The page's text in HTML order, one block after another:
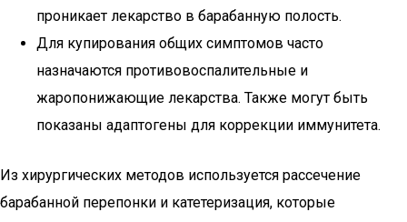
проникает лекарство в барабанную полость.
Для купирования общих симптомов часто
назначаются противовоспалительные и
жаропонижающие лекарства. Также могут быть
показаны адаптогены для коррекции иммунитета.
Из хирургических методов используется рассечение
барабанной перепонки и катетеризация, которые